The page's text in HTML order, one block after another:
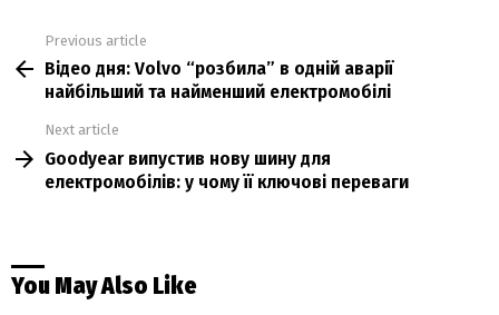
more
Previous article
Відео дня: Volvo “розбила” в одній аварії
найбільший та найменший електромобілі
Next article
Goodyear випустив нову шину для
електромобілів: у чому її ключові переваги
You May Also Like